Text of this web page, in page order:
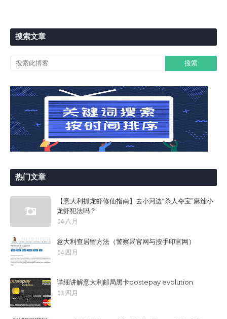
搜索文章
热门文章
【意大利抓龙虾修仙指南】去小河边“杀人夺宝”麻辣小
龙虾犯法吗？
04 八月
意大利查居留方法（警察局官网与按手印官网）
04 四月
详细讲解意大利邮局黑卡postepay evolution
03 四月